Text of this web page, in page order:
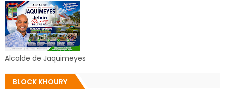
Alcalde de Jaquimeyes
BLOCK KHOURY